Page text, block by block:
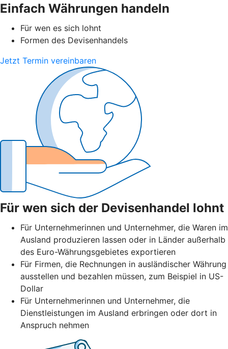
Einfach Währungen handeln
Für wen es sich lohnt
Formen des Devisenhandels
Jetzt Termin vereinbaren
Für wen sich der Devisenhandel lohnt
Für Unternehmerinnen und Unternehmer, die Waren im
Ausland produzieren lassen oder in Länder außerhalb
des Euro-Währungsgebietes exportieren
Für Firmen, die Rechnungen in ausländischer Währung
ausstellen und bezahlen müssen, zum Beispiel in US-
Dollar
Für Unternehmerinnen und Unternehmer, die
Dienstleistungen im Ausland erbringen oder dort in
Anspruch nehmen